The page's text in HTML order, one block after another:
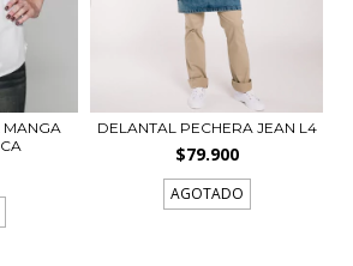
MANGA
DELANTAL PECHERA JEAN L4
$79.900
AGOTADO